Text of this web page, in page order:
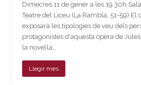
Dimecres 11 de gener a les 19.30h
Teatre del Liceu (La Rambla, 51-59) El
exposarà les tipologies de veu dels
protagonistes d'aquesta òpera de
la novel·la…
Llegir més